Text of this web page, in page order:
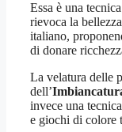
Essa è una
rievoca la
italiano,
di donare
La velatura delle
dell’
invece una
e giochi di colore